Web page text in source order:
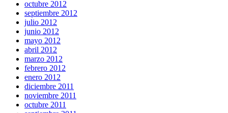
octubre 2012
septiembre 2012
julio 2012
junio 2012
mayo 2012
abril 2012
marzo 2012
febrero 2012
enero 2012
diciembre 2011
noviembre 2011
octubre 2011